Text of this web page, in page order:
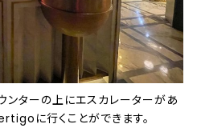
ンターの上にエスカレーターがあ
に行くことができます。